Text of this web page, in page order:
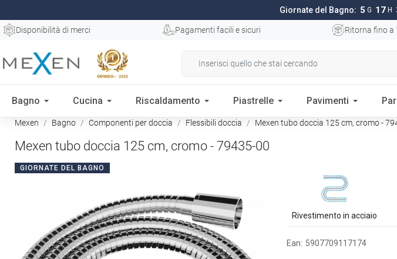
Giornate del Bagno: 5 G 17 H
Disponibilità di merci Pagamenti facili e sicuri Ritorna fino a
Bagno Cucina Riscaldamento Piastrelle Pavimenti
Mexen Bagno Componenti per doccia Flessibili doccia Mexen tubo doccia 125 cm, cromo -
Mexen tubo doccia 125 cm, cromo - 79435-00
GIORNATE DEL BAGNO
Rivestimento in acciaio
Ean: 5907709117174